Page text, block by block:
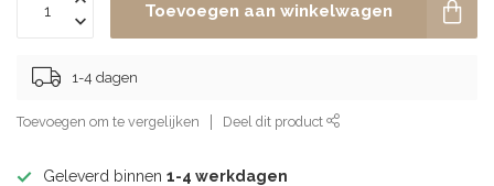
Toevoegen aan winkelwagen
1-4 dagen
Toevoegen om te vergelijken Deel dit product
Geleverd binnen 1-4 werkdagen